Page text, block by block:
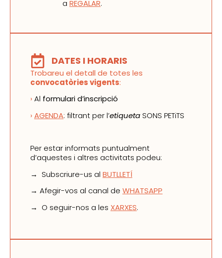
a REGALAR.
DATES I HORARIS
Trobareu el detall de totes les
convocatòries vigents:
›Al formulari d’inscripció
›AGENDA: filtrant per l’etiquetaSONS PETiTS
Per estar informats puntualment
d’aquestes i altres activitats podeu:
→ Subscriure-us al BUTLLETÍ
→ Afegir-vos al canal de WHATSAPP
→ O seguir-nos a les XARXES.